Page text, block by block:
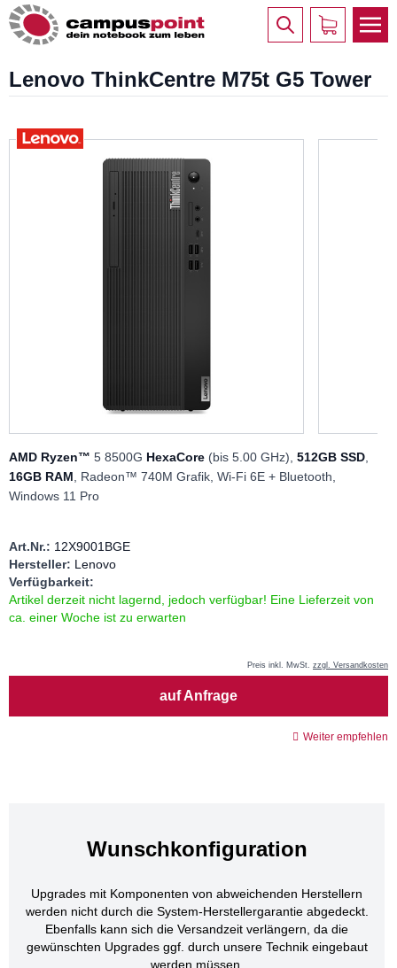
Lenovo ThinkCentre M75t G5 Tower
AMD Ryzen™ 5 8500G HexaCore (bis 5.00 GHz), 512GB SSD
16GB RAM , Radeon™ 740M Grafik, Wi-Fi 6E + Bluetooth,
Windows 11 Pro
Art.Nr.: 12X9001BGE
Hersteller: Lenovo
Verfügbarkeit:
Artikel derzeit nicht lagernd, jedoch verfügbar! Eine Lieferzeit von
ca. einer Woche ist zu erwarten
Preis inkl. MwSt. zzgl. Versandkosten
auf Anfrage
Weiter empfehlen
Wunschkonfiguration
Upgrades mit Komponenten von abweichenden Herstellern
werden nicht durch die System-Herstellergarantie abgedeckt.
Ebenfalls kann sich die Versandzeit verlängern, da die
gewünschten Upgrades ggf. durch unsere Technik eingebaut
werden müssen.